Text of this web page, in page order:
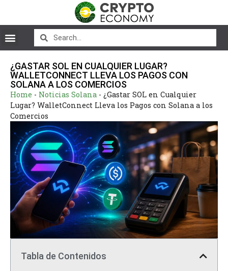
¿GASTAR SOL EN CUALQUIER LUGAR?
WALLETCONNECT LLEVA LOS PAGOS CON
SOLANA A LOS COMERCIOS
Home - Noticias Solana - ¿Gastar SOL en Cualquier
Lugar? WalletConnect Lleva los Pagos con Solana a los
Comercios
Tabla de Contenidos